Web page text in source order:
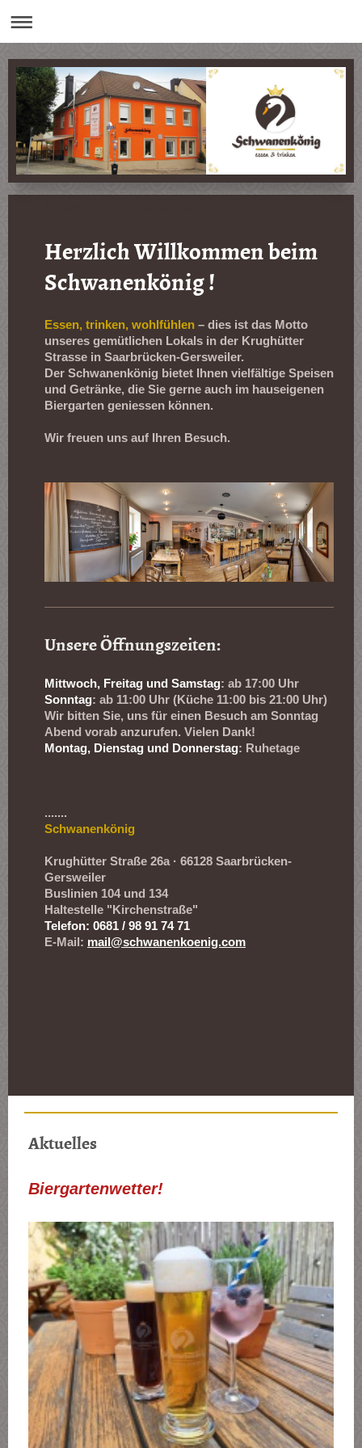
Herzlich Willkommen beim
Schwanenkönig !
Essen, trinken, wohlfühlen – dies ist das Motto
unseres gemütlichen Lokals in der Krughütter
Strasse in Saarbrücken-Gersweiler.
Der Schwanenkönig bietet Ihnen vielfältige Speisen
und Getränke, die Sie gerne auch im hauseigenen
Biergarten geniessen können.
Wir freuen uns auf Ihren Besuch.
Unsere Öffnungszeiten:
Mittwoch, Freitag und Samstag: ab 17:00 Uhr
Sonntag: ab 11:00 Uhr (Küche 11:00 bis 21:00 Uhr)
Wir bitten Sie, uns für einen Besuch am Sonntag
Abend vorab anzurufen. Vielen Dank!
Montag, Dienstag und Donnerstag: Ruhetage
.......
Schwanenkönig
Krughütter Straße 26a · 66128 Saarbrücken-
Gersweiler
Buslinien 104 und 134
Haltestelle "Kirchenstraße"
Telefon: 0681 / 98 91 74 71
E-Mail: mail@schwanenkoenig.com
Aktuelles
Biergartenwetter!